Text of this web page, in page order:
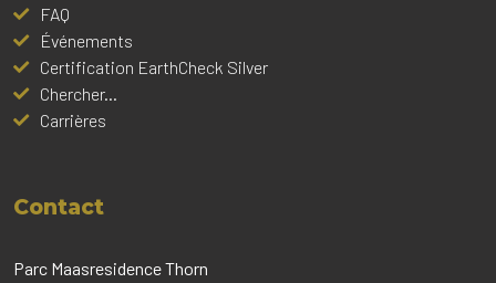
FAQ
Événements
Certification EarthCheck Silver
Chercher...
Carrières
Contact
Parc Maasresidence Thorn